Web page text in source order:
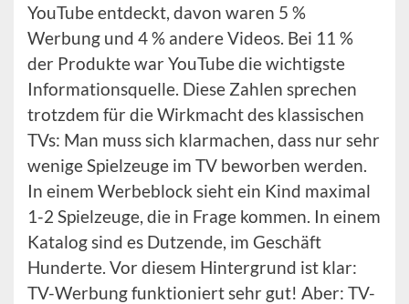
YouTube entdeckt, davon waren 5 %
Werbung und 4 % andere Videos. Bei 11 %
der Produkte war YouTube die wichtigste
Informationsquelle. Diese Zahlen sprechen
trotzdem für die Wirkmacht des klassischen
TVs: Man muss sich klarmachen, dass nur sehr
wenige Spielzeuge im TV beworben werden.
In einem Werbeblock sieht ein Kind maximal
1-2 Spielzeuge, die in Frage kommen. In einem
Katalog sind es Dutzende, im Geschäft
Hunderte. Vor diesem Hintergrund ist klar:
TV-Werbung funktioniert sehr gut! Aber: TV-